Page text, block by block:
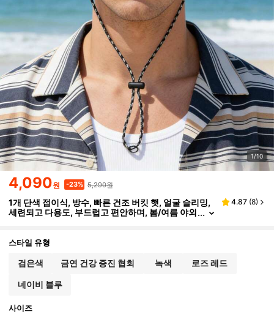
1/10
4,090원 -23% 5,290원
1개 단색 접이식, 방수, 빠른 건조 버킷 햇, 얼굴 슬리밍,
세련되고 다용도, 부드럽고 편안하며, 봄/여름 야외
4.87 (8)
스타일 유형
검은색 금연 건강 증진 협회 녹색 로즈 레드
네이비 블루
사이즈